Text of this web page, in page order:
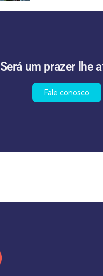
Será um prazer lhe
Fale conosco